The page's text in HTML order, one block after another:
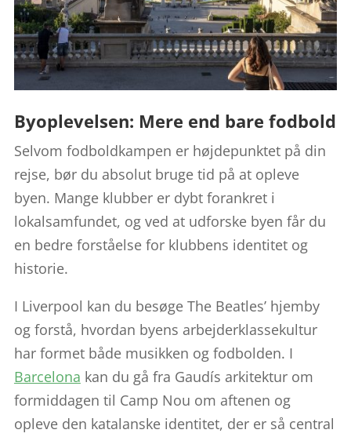
Byoplevelsen: Mere end bare fodbold
Selvom fodboldkampen er højdepunktet på din
rejse, bør du absolut bruge tid på at opleve
byen. Mange klubber er dybt forankret i
lokalsamfundet, og ved at udforske byen får du
en bedre forståelse for klubbens identitet og
historie.
I Liverpool kan du besøge The Beatles’ hjemby
og forstå, hvordan byens arbejderklassekultur
har formet både musikken og fodbolden. I
Barcelona kan du gå fra Gaudís arkitektur om
formiddagen til Camp Nou om aftenen og
opleve den katalanske identitet, der er så central